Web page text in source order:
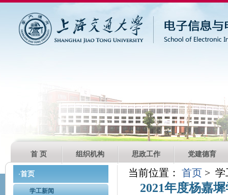
首 页 组织机构 思政工作 党建德育
·首页
学工新闻
当前位置：首页 > 学
2021年度杨嘉